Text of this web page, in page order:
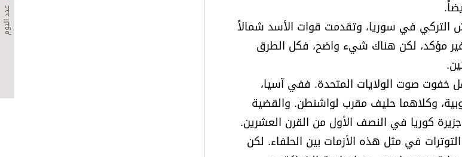
عدد اليوم
التركي في سوريا، وتقدمت قوات الأسد شمالاً
غير مؤكد، لكن هناك شيء واضح، فكل الطرق
خفوت صوت الولايات المتحدة. ففي آسيا،
وكلاهما حليف مقرب لواشنطن. والقضية
كوريا في النصف الأول من القرن العشرين.
في مثل هذه الأزمات بين الحلفاء. لكن